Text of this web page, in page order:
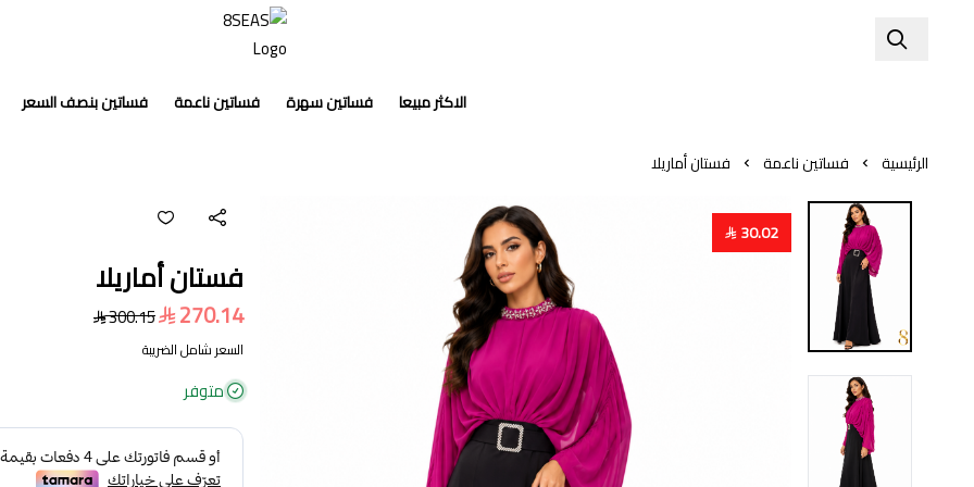
8SEAS
الاكثر مبيعا فساتين سهرة فساتين ناعمة فساتين بنصف السعر
الرئيسية فساتين ناعمة فستان أماريلا
30.02
فستان أماريلا
270.14
300.15
السعر شامل الضريبة
متوفر